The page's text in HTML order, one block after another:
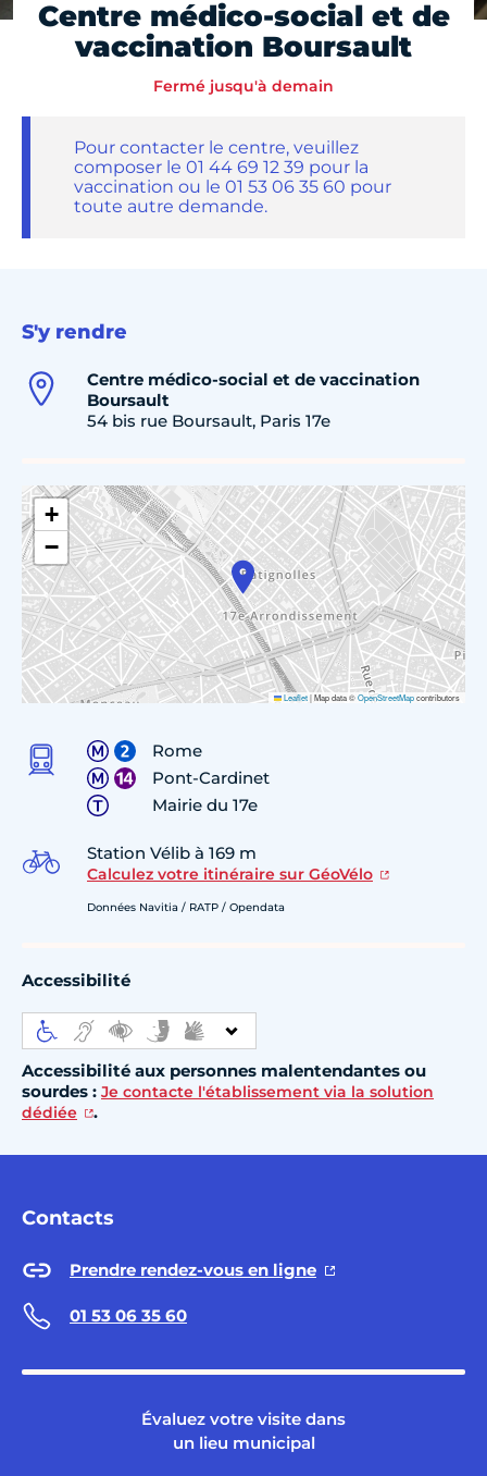
Centre médico-social et de
vaccination Boursault
Fermé jusqu'à demain
Pour contacter le centre, veuillez
composer le 01 44 69 12 39 pour la
vaccination ou le 01 53 06 35 60 pour
toute autre demande.
S'y rendre
Centre médico-social et de vaccination
Boursault
54 bis rue Boursault, Paris 17e
+
−
Leaflet|Map data ©OpenStreetMapcontributors
Rome
Pont-Cardinet
Mairie du 17e
Station Vélib à 169 m
Calculez votre itinéraire sur GéoVélo
Données Navitia / RATP / Opendata
Accessibilité
Accessibilité aux personnes malentendantes ou
sourdes : Je contacte l'établissement via la solution
dédiée
.
Contacts
Prendre rendez-vous en ligne
01 53 06 35 60
Évaluez votre visite dans
un lieu municipal